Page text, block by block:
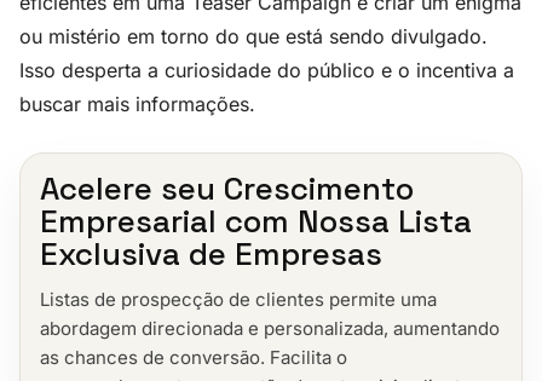
ou mistério em torno do que está sendo divulgado.
Isso desperta a curiosidade do público e o incentiva a
buscar mais informações.
Acelere seu Crescimento
Empresarial com Nossa Lista
Exclusiva de Empresas
Listas de prospecção de clientes permite uma
abordagem direcionada e personalizada, aumentando
as chances de conversão. Facilita o